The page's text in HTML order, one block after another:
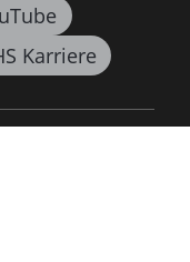
Karriere